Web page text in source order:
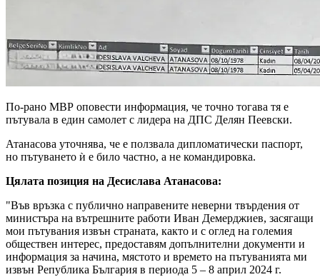
По-рано МВР оповести информация, че точно тогава тя е
пътувала в един самолет с лидера на ДПС Делян Пеевски.
Атанасова уточнява, че е ползвала дипломатически паспорт,
но пътуването ѝ е било частно, а не командировка.
Цялата позиция на Десислава Атанасова:
"Във връзка с публично направените неверни твърдения от
министъра на вътрешните работи Иван Демерджиев, засягащи
мои пътувания извън страната, както и с оглед на големия
обществен интерес, предоставям допълнителни документи и
информация за начина, мястото и времето на пътуванията ми
извън Република България в периода 5 – 8 април 2024 г.